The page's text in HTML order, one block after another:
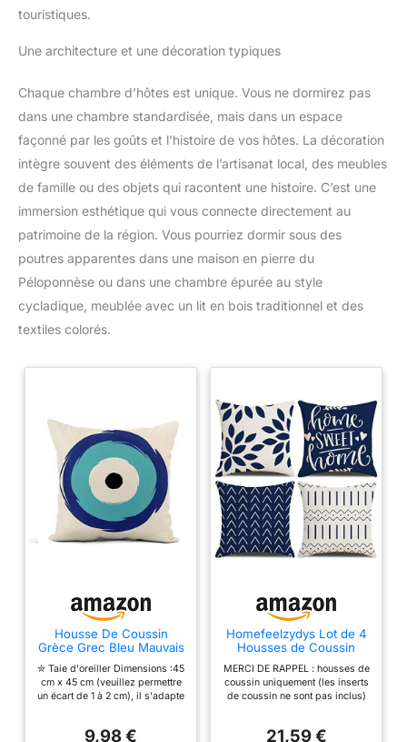
touristiques.
Une architecture et une décoration typiques
Chaque chambre d’hôtes est unique. Vous ne dormirez pas
dans une chambre standardisée, mais dans un espace
façonné par les goûts et l’histoire de vos hôtes. La décoration
intègre souvent des éléments de l’artisanat local, des meubles
de famille ou des objets qui racontent une histoire. C’est une
immersion esthétique qui vous connecte directement au
patrimoine de la région. Vous pourriez dormir sous des
poutres apparentes dans une maison en pierre du
Péloponnèse ou dans une chambre épurée au style
cycladique, meublée avec un lit en bois traditionnel et des
textiles colorés.
Housse De Coussin
Grèce Grec Bleu Mauvais
Protection Amulette Taies
d'oreiller Imprimée
Couverture De Coussin
Salon Decor DIY Lit
✮ Taie d'oreiller Dimensions :45
cm x 45 cm (veuillez permettre
un écart de 1 à 2 cm), il s'adapte
uniquement, les inserts ne sont
9,98 €
Homefeelzydys Lot de 4
Housses de Coussin
terrasse, Jardin, Salon,
canapé, décoration Style
Ferme, Bleu Marine, 114
MERCI DE RAPPEL : housses de
coussin uniquement (les inserts
de coussin ne sont pas inclus)
SUPÉRIEURE ET FABRICATION
21,59 €